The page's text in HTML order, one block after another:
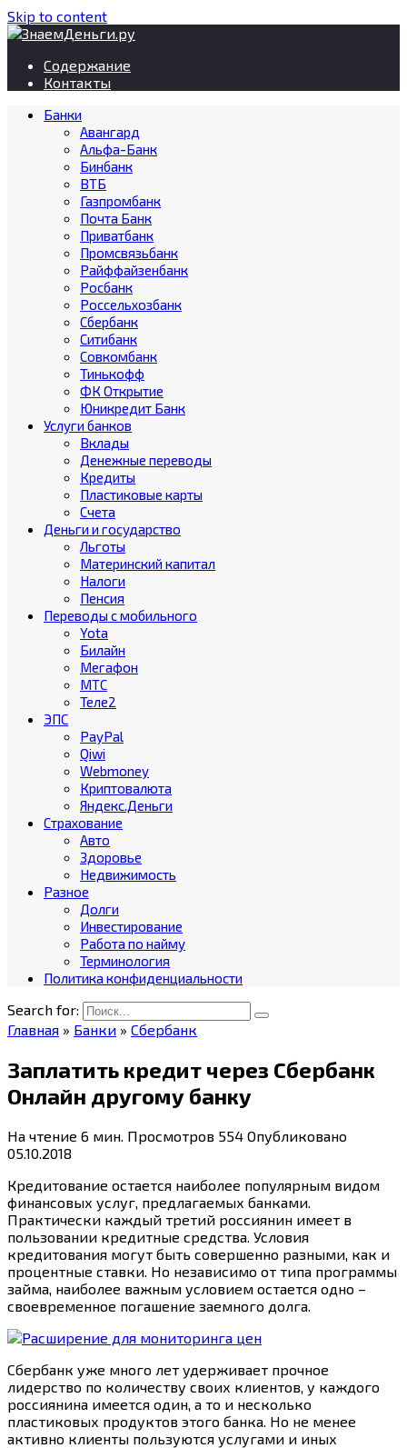
Skip to content
Содержание
Контакты
Банки
Авангард
Альфа-Банк
Бинбанк
ВТБ
Газпромбанк
Почта Банк
Приватбанк
Промсвязьбанк
Райффайзенбанк
Росбанк
Россельхозбанк
Сбербанк
Ситибанк
Совкомбанк
Тинькофф
ФК Открытие
Юникредит Банк
Услуги банков
Вклады
Денежные переводы
Кредиты
Пластиковые карты
Счета
Деньги и государство
Льготы
Материнский капитал
Налоги
Пенсия
Переводы с мобильного
Yota
Билайн
Мегафон
МТС
Теле2
ЭПС
PayPal
Qiwi
Webmoney
Криптовалюта
Яндекс.Деньги
Страхование
Авто
Здоровье
Недвижимость
Разное
Долги
Инвестирование
Работа по найму
Терминология
Политика конфиденциальности
Search for:
Главная » Банки » Сбербанк
Заплатить кредит через Сбербанк
Онлайн другому банку
На чтение 6 мин. Просмотров 554 Опубликовано
05.10.2018
Кредитование остается наиболее популярным видом
финансовых услуг, предлагаемых банками.
Практически каждый третий россиянин имеет в
пользовании кредитные средства. Условия
кредитования могут быть совершенно разными, как и
процентные ставки. Но независимо от типа программы
займа, наиболее важным условием остается одно –
своевременное погашение заемного долга.
Сбербанк уже много лет удерживает прочное
лидерство по количеству своих клиентов, у каждого
россиянина имеется один, а то и несколько
пластиковых продуктов этого банка. Но не менее
активно клиенты пользуются услугами и иных